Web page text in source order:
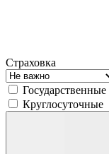
Страховка
Государственные
Круглосуточные